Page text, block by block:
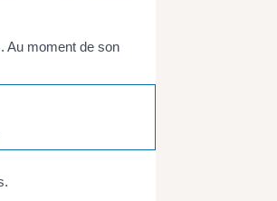
Au moment de son